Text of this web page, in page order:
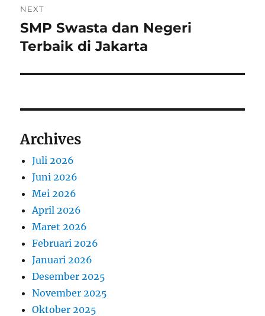
NEXT
Next
post:
SMP Swasta dan Negeri
Terbaik di Jakarta
Archives
Juli 2026
Juni 2026
Mei 2026
April 2026
Maret 2026
Februari 2026
Januari 2026
Desember 2025
November 2025
Oktober 2025